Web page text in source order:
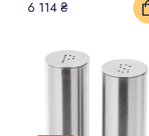
6 114 ₴